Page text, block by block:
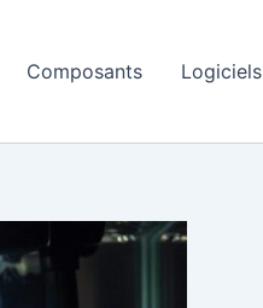
Composants Logiciels